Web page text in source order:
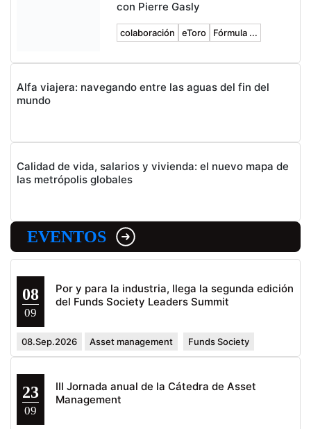
con Pierre Gasly
colaboración eToro Fórmula ...
Alfa viajera: navegando entre las aguas del fin del
mundo
Calidad de vida, salarios y vivienda: el nuevo mapa de
las metrópolis globales
EVENTOS
08
09
Por y para la industria, llega la segunda edición
del Funds Society Leaders Summit
08.Sep.2026 Asset management Funds Society
23
09
III Jornada anual de la Cátedra de Asset
Management